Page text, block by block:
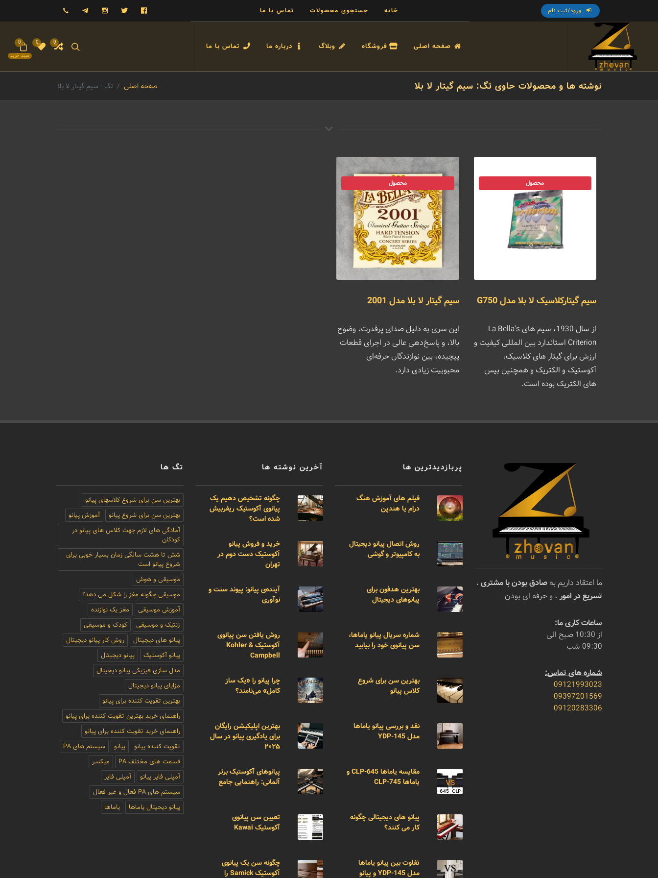
ورود/ثبت نام خانه جستجوی محصولات تماس با ما فیسبوک توییتر اینستاگرام تلگرام
0
0
سبد خرید
0 صفحه اصلی فروشگاه وبلاگ درباره ما تماس با ما
نوشته ها و محصولات حاوی تگ: سیم گیتار لا بلا صفحه اصلی تگ - سیم گیتار لا بلا
محصول
سیم گیتارکلاسیک لا بلا مدل G750
از سال 1930، سیم های La Bella's
Criterion استاندارد بین المللی کیفیت و
ارزش برای گیتار های کلاسیک،
آکوستیک و الکتریک و همچنین بیس
های الکتریک بوده است.
محصول
سیم گیتار لا بلا مدل 2001
این سری به دلیل صدای پرقدرت، وضوح
بالا، و پاسخ‌دهی عالی در اجرای قطعات
پیچیده، بین نوازندگان حرفه‌ای
محبوبیت زیادی دارد.
ما اعتقاد داریم به صادق بودن با مشتری ،
تسریع در امور ، و حرفه ای بودن
ساعات کاری ما:
از 10:30 صبح الی
09:30 شب
شماره های تماس:
09121993023
09397201569
09120283306
پربازدیدترین ها
فیلم های آموزش هنگ
درام یا هندپن
روش اتصال پیانو دیجیتال
به کامپیوتر و گوشی
بهترین هدفون برای
پیانوهای دیجیتال
شماره سریال پیانو یاماها،
سن پیانوی خود را بیابید
بهترین سن برای شروع
کلاس پیانو
نقد و بررسی پیانو یاماها
مدل YDP-145
مقایسه یاماها CLP-645 و
یاماها CLP-745
پیانو های دیجیتالی چگونه
کار می کنند؟
تفاوت بین پیانو یاماها
مدل YDP-145 و پیانو
آخرین نوشته ها
چگونه تشخیص دهیم یک
پیانوی آکوستیک ریفربیش
شده است؟
خرید و فروش پیانو
آکوستیک دست دوم در
تهران
آینده‌ی پیانو: پیوند سنت و
نوآوری
روش یافتن سن پیانوی
آکوستیک Kohler &
Campbell
چرا پیانو را «یک ساز
کامل» می‌نامند؟
بهترین اپلیکیشن رایگان
برای یادگیری پیانو در سال
۲۰۲۵
پیانوهای آکوستیک برتر
آلمانی: راهنمایی جامع
تعیین سن پیانوی
آکوستیک Kawai
چگونه سن یک پیانوی
آکوستیک Samick را
تگ ها
بهترین سن برای شروع کلاسهای پیانو
بهترین سن برای شروع پیانو
آموزش پیانو
آمادگی های لازم جهت کلاس های پیانو در
کودکان
شش تا هشت سالگی زمان بسیار خوبی برای
شروع پیانو است
موسیقی و هوش
موسیقی چگونه مغز را شکل می دهد؟
آموزش موسیقی
مغز یک نوازنده
ژنتیک و موسیقی
کودک و موسیقی
پیانو های دیجیتال
روش کار پیانو دیجیتال
پیانو آکوستیک
پیانو دیجیتال
مدل سازی فیزیکی پیانو دیجیتال
مزایای پیانو دیجیتال
بهترین تقویت کننده برای پیانو
راهنمای خرید بهترین تقویت کننده برای پیانو
راهنمای خرید تقویت کننده برای پیانو
تقویت کننده پیانو
پیانو
سیستم های PA
قسمت های مختلف PA
میکسر
آمپلی فایر پیانو
آمپلی فایر
سیستم های PA فعال و غیر فعال
پیانو دیجیتال یاماها
یاماها